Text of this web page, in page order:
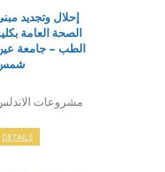
إحلال وتجديد
الصحة العامة
الطب – جامعة
مشروعات
DETAILS